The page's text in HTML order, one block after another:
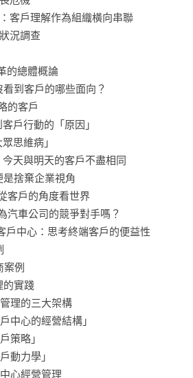
實例多樣
說明，引導讀者思考、學習產出有價
、服務組合。
創工具已獲眾多企業實證有效
歐舒丹等都打造出實績，更創業為知
工具不論產業、規模，B2B或B2C皆可
排列）
管系教授兼系主任）
略長）
失了？』是貫穿本書的核心質問，也
所需審視的關鍵課題。企業並非不清
重要性，但卻很容易在追逐競爭優勢
超越競爭對手的「產品至上」的思維
的總體概論